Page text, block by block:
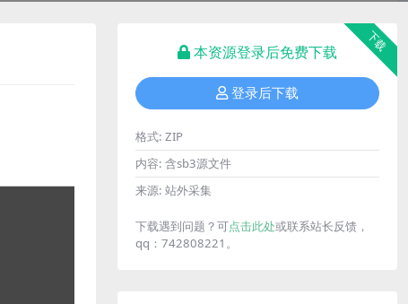
下载
本资源登录后免费下载
登录后下载
格式: ZIP
内容: 含sb3源文件
来源: 站外采集
下载遇到问题？可点击此处或联系站长反馈，
qq：742808221。